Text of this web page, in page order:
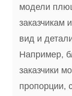
модели
заказчикам
вид и
Например,
заказчики
пропорции,